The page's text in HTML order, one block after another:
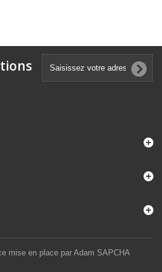
mise en place par Adam SAPCHA